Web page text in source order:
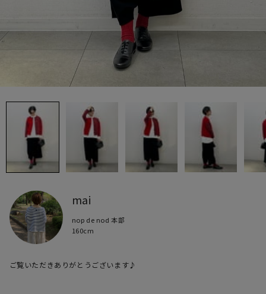
mai
nop de nod 本部
160cm
ご覧いただきありがとうございます♪